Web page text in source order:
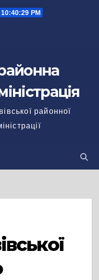
10:40:30 PM
районної